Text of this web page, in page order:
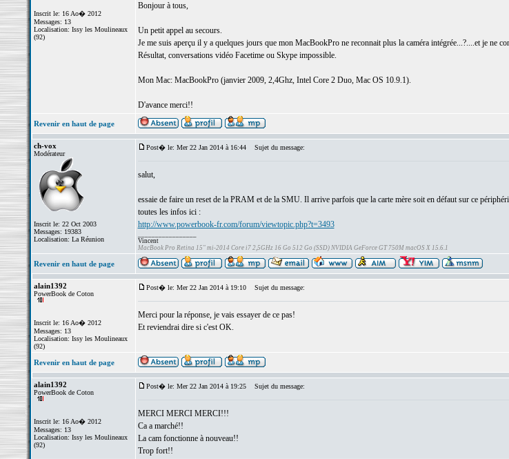
Inscrit le: 16 Ao� 2012
Messages: 13
Localisation: Issy les Moulineaux
(92)
Bonjour à tous,
Un petit appel au secours.
Je me suis aperçu il y a quelques jours que mon MacBookPro ne reconnait plus la caméra intégrée...?....et je ne
Résultat, conversations vidéo Facetime ou Skype impossible.
Mon Mac: MacBookPro (janvier 2009, 2,4Ghz, Intel Core 2 Duo, Mac OS 10.9.1).
D'avance merci!!
Revenir en haut de page
ch-vox
Modérateur
Inscrit le: 22 Oct 2003
Messages: 19383
Localisation: La Réunion
Post� le: Mer 22 Jan 2014 à 16:44 Sujet du message:
salut,
essaie de faire un reset de la PRAM et de la SMU. Il arrive parfois que la carte mère soit en défaut sur ce
toutes les infos ici :
http://www.powerbook-fr.com/forum/viewtopic.php?t=3493
Vincent
MacBook Pro Retina 15" mi-2014 Core i7 2,5GHz 16 Go 512 Go (SSD) NVIDIA GeForce GT 750M macOS X 15.6.1
Revenir en haut de page
alain1392
PowerBook de Coton
Inscrit le: 16 Ao� 2012
Messages: 13
Localisation: Issy les Moulineaux
(92)
Post� le: Mer 22 Jan 2014 à 19:10 Sujet du message:
Merci pour la réponse, je vais essayer de ce pas!
Et reviendrai dire si c'est OK.
Revenir en haut de page
alain1392
PowerBook de Coton
Inscrit le: 16 Ao� 2012
Messages: 13
Localisation: Issy les Moulineaux
(92)
Post� le: Mer 22 Jan 2014 à 19:25 Sujet du message:
MERCI MERCI MERCI!!!
Ca a marché!!
La cam fonctionne à nouveau!!
Trop fort!!